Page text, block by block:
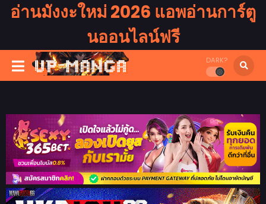
อ่านมังงะใหม่ 2026 แอพอ่านการ์ตู
นออนไลน์ฟรี
DARK?